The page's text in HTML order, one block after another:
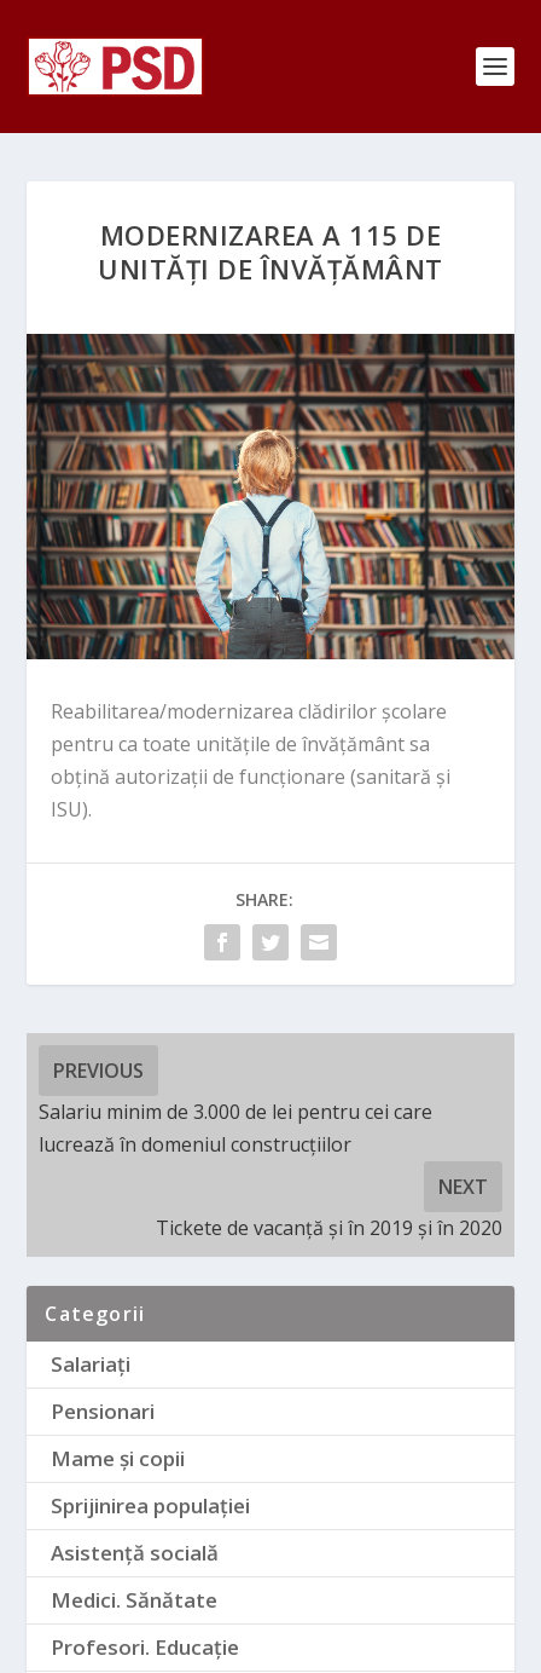
MODERNIZAREA A 115 DE
UNITĂȚI DE ÎNVĂȚĂMÂNT
Reabilitarea/modernizarea clădirilor școlare
pentru ca toate unitățile de învățământ sa
obțină autorizații de funcționare (sanitară și
ISU).
SHARE:
PREVIOUS
Salariu minim de 3.000 de lei pentru cei care
lucrează în domeniul construcțiilor
NEXT
Tickete de vacanță și în 2019 și în 2020
Categorii
Salariați
Pensionari
Mame și copii
Sprijinirea populației
Asistență socială
Medici. Sănătate
Profesori. Educație